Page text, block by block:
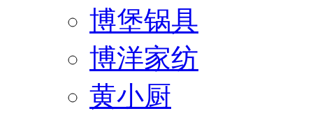
博堡锅具
博洋家纺
黄小厨